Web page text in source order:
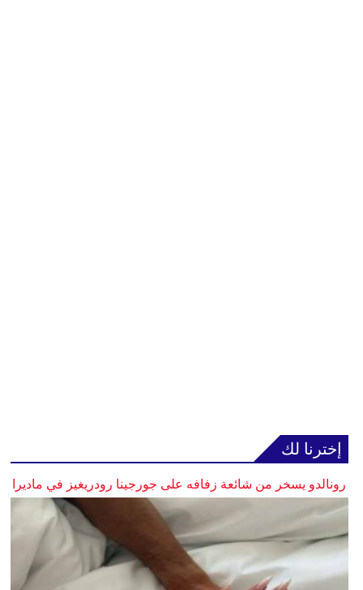
إخترنا لك
رونالدو يسخر من شائعة زفافه على جورجينا رودريغيز في ماديرا